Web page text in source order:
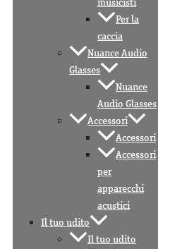
Per la
caccia
Nuance Audio
Glasses
Nuance
Audio Glasses
Accessori
Accessori
Accessori
per
apparecchi
acustici
Il tuo udito
Il tuo udito